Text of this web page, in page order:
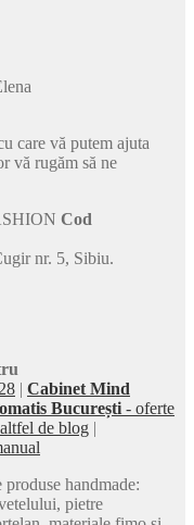
care vă putem ajuta
vă rugăm să ne
Cod
nr. 5, Sibiu.
| Cabinet Mind
București - oferte
de blog |
handmade:
pietre